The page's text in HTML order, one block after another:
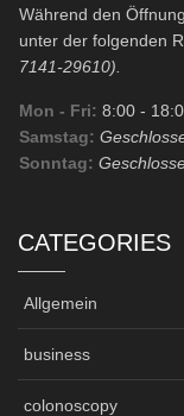
Während den
unter der folgenden
7141-29610).
Mon - Fri: 8:00 -
Samstag:
Sonntag:
CATEGORIES
Allgemein
business
colonoscopy